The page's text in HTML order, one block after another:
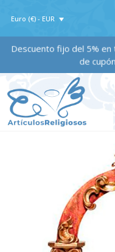
Euro (€) - EUR
Descuento fijo del 5%
de